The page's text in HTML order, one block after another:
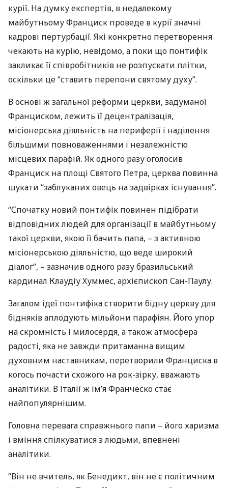
курії. На думку експертів, в недалекому
майбутньому Франциск проведе в курії значні
кадрові пертурбації. Які конкретно перетворення
чекають на курію, невідомо, а поки що понтифік
закликає її співробітників не розпускати плітки,
оскільки це “ставить перепони святому духу”.
В основі ж загальної реформи церкви, задуманої
Франциском, лежить її децентралізація,
місіонерська діяльність на периферії і наділення
більшими повноваженнями і незалежністю
місцевих парафій. Як одного разу оголосив
Франциск на площі Святого Петра, церква повинна
шукати “заблуканих овець на задвірках існування”.
“Спочатку новий понтифік повинен підібрати
відповідних людей для організації в майбутньому
такої церкви, якою її бачить папа, – з активною
місіонерською діяльністю, що веде широкий
діалог”, – зазначив одного разу бразильський
кардинал Клаудіу Хуммес, архієпископ Сан-Паулу.
Загалом ідеї понтифіка створити бідну церкву для
бідняків аплодують мільйони парафіян. Його упор
на скромність і милосердя, а також атмосфера
радості, яка не завжди притаманна вищим
духовним наставникам, перетворили Франциска в
когось почасти схожого на рок-зірку, вважають
аналітики. В Італії ж ім’я Франческо стає
найпопулярнішим.
Головна перевага справжнього папи – його харизма
і вміння спілкуватися з людьми, впевнені
аналітики.
“Він не вчитель, як Бенедикт, він не є політичним